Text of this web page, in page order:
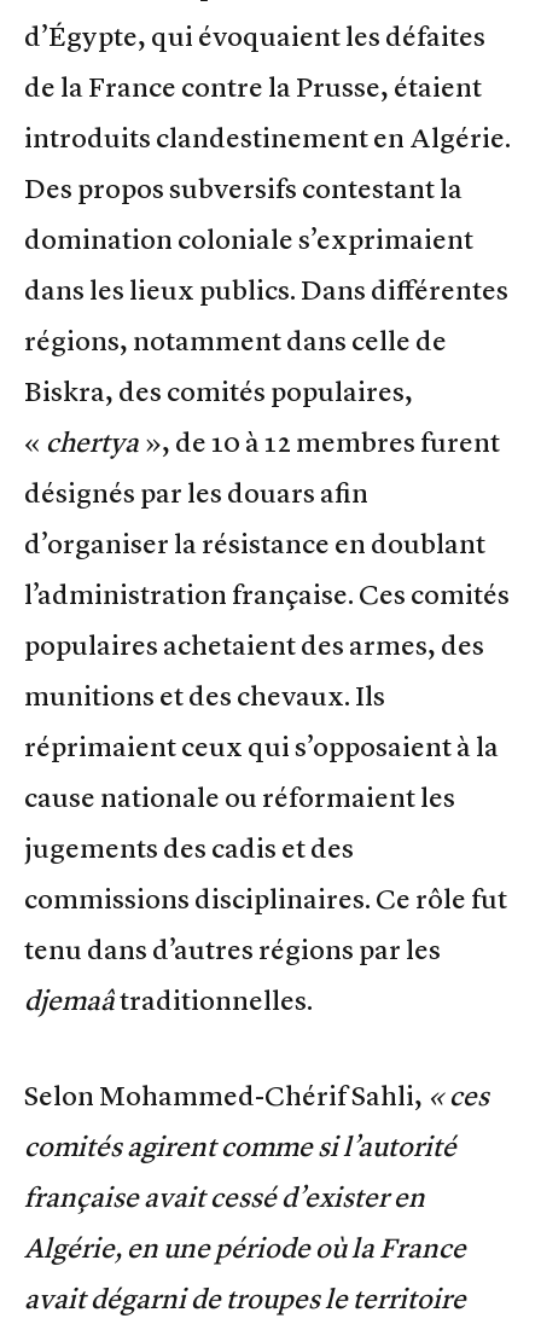
d’Égypte, qui évoquaient les défaites
de la France contre la Prusse, étaient
introduits clandestinement en Algérie.
Des propos subversifs contestant la
domination coloniale s’exprimaient
dans les lieux publics. Dans différentes
régions, notamment dans celle de
Biskra, des comités populaires,
« chertya », de 10 à 12 membres furent
désignés par les douars afin
d’organiser la résistance en doublant
l’administration française. Ces comités
populaires achetaient des armes, des
munitions et des chevaux. Ils
réprimaient ceux qui s’opposaient à la
cause nationale ou réformaient les
jugements des cadis et des
commissions disciplinaires. Ce rôle fut
tenu dans d’autres régions par les
djemaâtraditionnelles.
Selon Mohammed-Chérif Sahli, « ces
comités agirent comme si l’autorité
française avait cessé d’exister en
Algérie, en une période où la France
avait dégarni de troupes le territoire